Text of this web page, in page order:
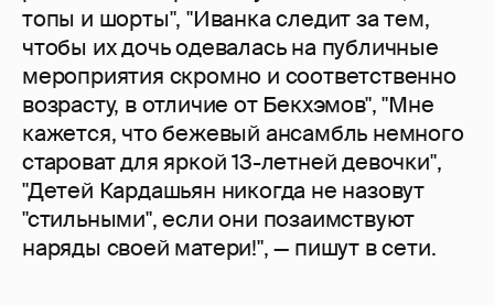
топы и шорты", "Иванка следит за тем,
чтобы их дочь одевалась на публичные
мероприятия скромно и соответственно
возрасту, в отличие от Бекхэмов", "Мне
кажется, что бежевый ансамбль немного
староват для яркой 13-летней девочки",
"Детей Кардашьян никогда не назовут
"стильными", если они позаимствуют
наряды своей матери!", — пишут в сети.